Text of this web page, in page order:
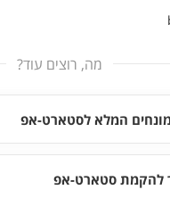
מה, רוצים עוד?
המלא לסטארט-אפ
להקמת סטארט-אפ